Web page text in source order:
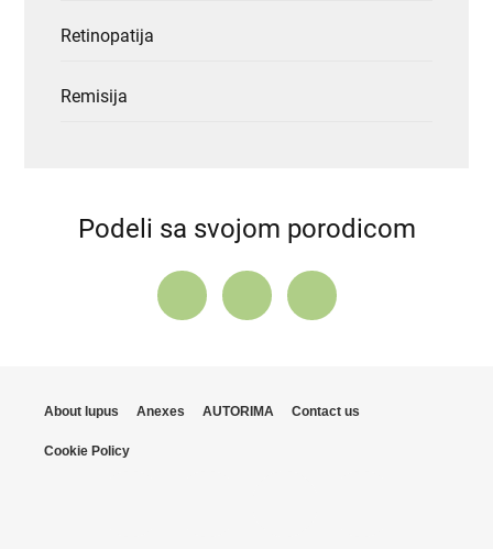
Retinopatija
Remisija
Podeli sa svojom porodicom
About lupus Anexes AUTORIMA Contact us
Cookie Policy